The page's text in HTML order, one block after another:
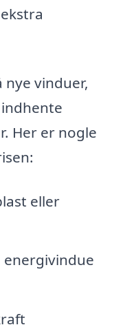
nye vinduer,
Her er nogle
eller
energivindue